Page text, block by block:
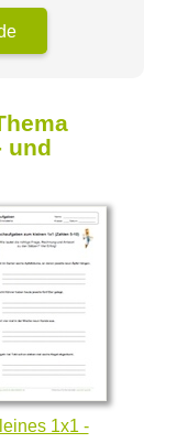
und
1x1 -